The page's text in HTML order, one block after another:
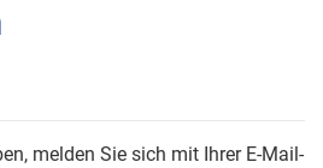
melden Sie sich mit Ihrer E-Mail-